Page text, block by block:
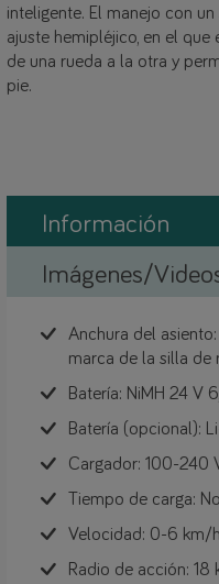
inteligente. El manejo con
ajuste hemipléjico, en el
de una rueda a la otra y
pie.
Información
Imágenes/
Anchura del
marca de la silla de
Batería: NiMH 24 V
Batería (opcional):
Cargador: 100-240
Tiempo de carga:
Velocidad: 0-6 km/h
Radio de acción: 18